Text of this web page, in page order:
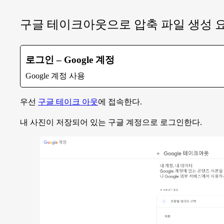
구글 테이크아웃으로 압축 파일 생성
로그인 – Google 계정
Google 계정 사용
우선 구글 테이크 아웃에 접속한다.
내 사진이 저장되어 있는 구글 계정으로 로그인한다.